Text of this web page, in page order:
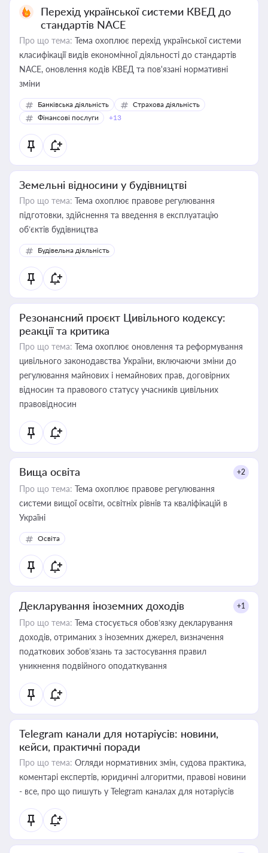
Перехід української системи КВЕД до
стандартів NACE
Про що тема: Тема охоплює перехід української системи
класифікації видів економічної діяльності до стандартів
NACE, оновлення кодів КВЕД та пов'язані нормативні
зміни
Банківська діяльність
Страхова діяльність
Фінансові послуги
+13
Земельні відносини у будівництві
Про що тема: Тема охоплює правове регулювання
підготовки, здійснення та введення в експлуатацію
об’єктів будівництва
Будівельна діяльність
Резонансний проєкт Цивільного кодексу:
реакції та критика
Про що тема: Тема охоплює оновлення та реформування
цивільного законодавства України, включаючи зміни до
регулювання майнових і немайнових прав, договірних
відносин та правового статусу учасників цивільних
правовідносин
Вища освіта +2
Про що тема: Тема охоплює правове регулювання
системи вищої освіти, освітніх рівнів та кваліфікацій в
Україні
Освіта
Декларування іноземних доходів +1
Про що тема: Тема стосується обов’язку декларування
доходів, отриманих з іноземних джерел, визначення
податкових зобов’язань та застосування правил
уникнення подвійного оподаткування
Telegram канали для нотаріусів: новини,
кейси, практичні поради
Про що тема: Огляди нормативних змін, судова практика,
коментарі експертів, юридичні алгоритми, правові новини
- все, про що пишуть у Telegram каналах для нотаріусів